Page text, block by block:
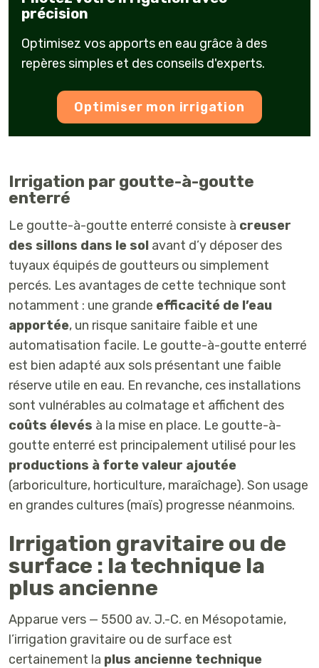
précision
Optimisez vos apports en eau grâce à des
repères simples et des conseils d'experts.
Optimiser mon irrigation
Irrigation par goutte-à-goutte
enterré
Le goutte-à-goutte enterré consiste à creuser
des sillons dans le sol avant d’y déposer des
tuyaux équipés de goutteurs ou simplement
percés. Les avantages de cette technique sont
notamment : une grande efficacité de l’eau
apportée, un risque sanitaire faible et une
automatisation facile. Le goutte-à-goutte enterré
est bien adapté aux sols présentant une faible
réserve utile en eau. En revanche, ces installations
sont vulnérables au colmatage et affichent des
coûts élevés à la mise en place. Le goutte-à-
goutte enterré est principalement utilisé pour les
productions à forte valeur ajoutée
(arboriculture, horticulture, maraîchage). Son usage
en grandes cultures (maïs) progresse néanmoins.
Irrigation gravitaire ou de
surface : la technique la
plus ancienne
Apparue vers — 5500 av. J.-C. en Mésopotamie,
l’irrigation gravitaire ou de surface est
certainement la plus ancienne technique